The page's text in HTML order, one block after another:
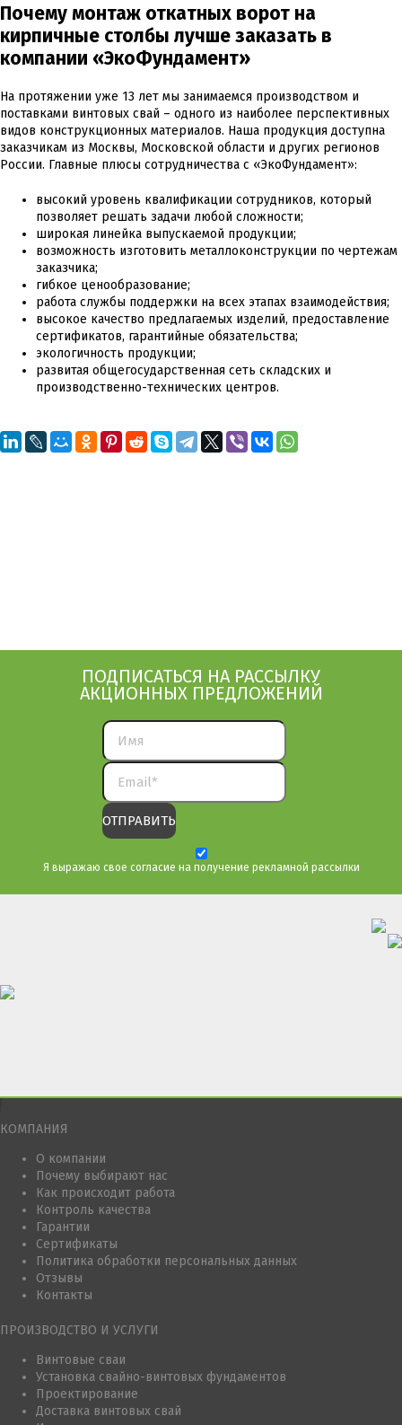
Почему монтаж откатных ворот на
кирпичные столбы лучше заказать в
компании «ЭкоФундамент»
На протяжении уже 13 лет мы занимаемся производством и
поставками винтовых свай – одного из наиболее перспективных
видов конструкционных материалов. Наша продукция доступна
заказчикам из Москвы, Московской области и других регионов
России. Главные плюсы сотрудничества с «ЭкоФундамент»:
высокий уровень квалификации сотрудников, который
позволяет решать задачи любой сложности;
широкая линейка выпускаемой продукции;
возможность изготовить металлоконструкции по чертежам
заказчика;
гибкое ценообразование;
работа службы поддержки на всех этапах взаимодействия;
высокое качество предлагаемых изделий, предоставление
сертификатов, гарантийные обязательства;
экологичность продукции;
развитая общегосударственная сеть складских и
производственно-технических центров.
ПОДПИСАТЬСЯ НА РАССЫЛКУ
АКЦИОННЫХ ПРЕДЛОЖЕНИЙ
Я выражаю свое согласие на получение рекламной рассылки
КОМПАНИЯ
О компании
Почему выбирают нас
Как происходит работа
Контроль качества
Гарантии
Сертификаты
Политика обработки персональных данных
Отзывы
Контакты
ПРОИЗВОДСТВО И УСЛУГИ
Винтовые сваи
Установка свайно-винтовых фундаментов
Проектирование
Доставка винтовых свай